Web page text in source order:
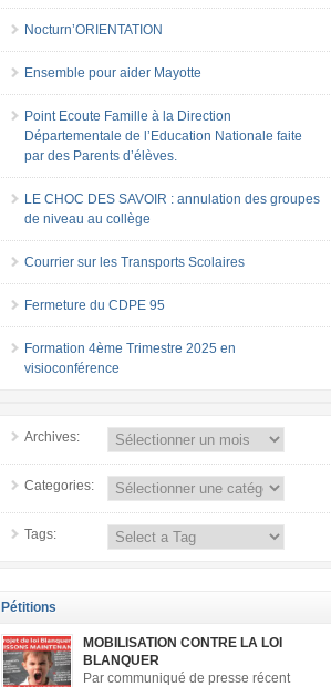
Nocturn’ORIENTATION
Ensemble pour aider Mayotte
Point Ecoute Famille à la Direction
Départementale de l’Education Nationale faite
par des Parents d’élèves.
LE CHOC DES SAVOIR : annulation des groupes
de niveau au collège
Courrier sur les Transports Scolaires
Fermeture du CDPE 95
Formation 4ème Trimestre 2025 en
visioconférence
Archives:
Categories:
Tags:
Pétitions
MOBILISATION CONTRE LA LOI
BLANQUER
Par communiqué de presse récent